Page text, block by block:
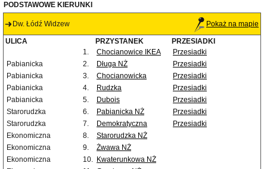
PODSTAWOWE KIERUNKI
Dw. Łódź Widzew Pokaż na mapie
ULICA PRZYSTANEK
PRZESIADKI
1.
Chocianowice IKEA
Przesiadki
Pabianicka
2. Długa NŻ
Przesiadki
Pabianicka
3. Chocianowicka
Przesiadki
Pabianicka
4. Rudzka
Przesiadki
Pabianicka
5. Dubois
Przesiadki
Starorudzka
6. Pabianicka NŻ
Przesiadki
Starorudzka
7. Demokratyczna
Przesiadki
Ekonomiczna
8.
Starorudzka NŻ
Ekonomiczna
9.
Żwawa NŻ
Ekonomiczna
10. Kwaterunkowa NŻ